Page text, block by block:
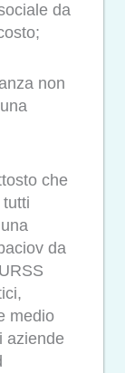
da
non
che
da
medio
aziende